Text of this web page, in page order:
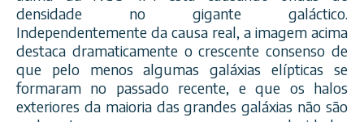
densidade no gigante galáctico.
Independentemente da causa real, a imagem acima
destaca dramaticamente o crescente consenso de
que pelo menos algumas galáxias elípticas se
formaram no passado recente, e que os halos
exteriores da maioria das grandes galáxias não são